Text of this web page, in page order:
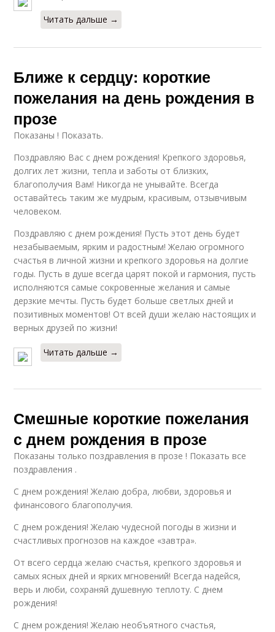
Читать дальше →
Ближе к сердцу: короткие
пожелания на день рождения в
прозе
Показаны ! Показать.
Поздравляю Вас с днем рождения! Крепкого здоровья,
долгих лет жизни, тепла и заботы от близких,
благополучия Вам! Никогда не унывайте. Всегда
оставайтесь таким же мудрым, красивым, отзывчивым
человеком.
Поздравляю с днем рождения! Пусть этот день будет
незабываемым, ярким и радостным! Желаю огромного
счастья в личной жизни и крепкого здоровья на долгие
годы. Пусть в душе всегда царят покой и гармония, пусть
исполняются самые сокровенные желания и самые
дерзкие мечты. Пусть будет больше светлых дней и
позитивных моментов! От всей души желаю настоящих и
верных друзей по жизни!
Читать дальше →
Смешные короткие пожелания
с днем рождения в прозе
Показаны только поздравления в прозе ! Показать все
поздравления .
С днем рождения! Желаю добра, любви, здоровья и
финансового благополучия.
С днем рождения! Желаю чудесной погоды в жизни и
счастливых прогнозов на каждое «завтра».
От всего сердца желаю счастья, крепкого здоровья и
самых ясных дней и ярких мгновений! Всегда надейся,
верь и люби, сохраняй душевную теплоту. С днем
рождения!
С днем рождения! Желаю необъятного счастья,